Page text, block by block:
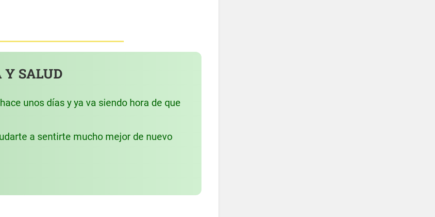
SALUD
unos días y ya va siendo hora de que
a sentirte mucho mejor de nuevo